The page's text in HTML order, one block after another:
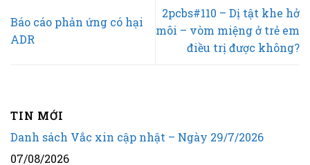
Báo cáo phản ứng có hại
ADR
2pcbs#110 – Dị tật khe hở
môi – vòm miệng ở trẻ em
điều trị được không?
TIN MỚI
Danh sách Vắc xin cập nhật – Ngày 29/7/2026
07/08/2026